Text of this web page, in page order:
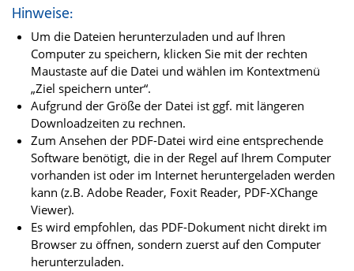
Hinweise:
Um die Dateien herunterzuladen und auf Ihren
Computer zu speichern, klicken Sie mit der rechten
Maustaste auf die Datei und wählen im Kontextmenü
„Ziel speichern unter“.
Aufgrund der Größe der Datei ist ggf. mit längeren
Downloadzeiten zu rechnen.
Zum Ansehen der PDF-Datei wird eine entsprechende
Software benötigt, die in der Regel auf Ihrem Computer
vorhanden ist oder im Internet heruntergeladen werden
kann (z.B. Adobe Reader, Foxit Reader, PDF-XChange
Viewer).
Es wird empfohlen, das PDF-Dokument nicht direkt im
Browser zu öffnen, sondern zuerst auf den Computer
herunterzuladen.